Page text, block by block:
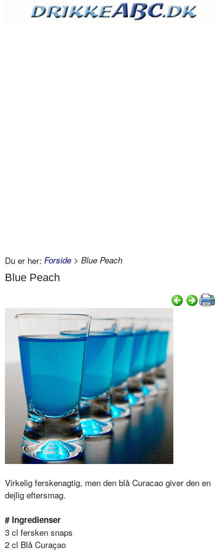
Du er her: Forside > Blue Peach
Blue Peach
Virkelig ferskenagtig, men den blå Curacao giver den en
dejlig eftersmag.
# Ingredienser
3 cl fersken snaps
2 cl Blå Curaçao